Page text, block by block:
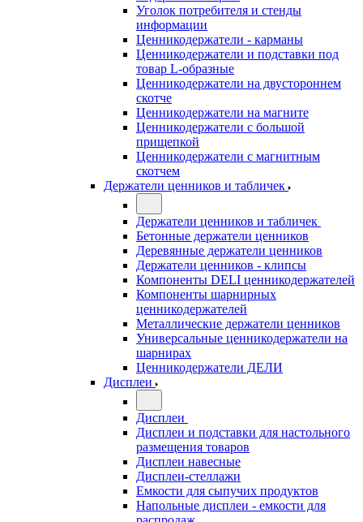
Уголок потребителя и стенды
информации
Ценникодержатели - карманы
Ценникодержатели и подставки под
товар L-образные
Ценникодержатели на двустороннем
скотче
Ценникодержатели на магните
Ценникодержатели с большой
прищепкой
Ценникодержатели с магнитным
скотчем
Держатели ценников и табличек
Держатели ценников и табличек
Бетонные держатели ценников
Деревянные держатели ценников
Держатели ценников - клипсы
Компоненты DELI ценникодержателей
Компоненты шарнирных
ценникодержателей
Металлические держатели ценников
Универсальные ценникодержатели на
шарнирах
Ценникодержатели ДЕЛИ
Дисплеи
Дисплеи
Дисплеи и подставки для настольного
размещения товаров
Дисплеи навесные
Дисплеи-стеллажи
Емкости для сыпучих продуктов
Напольные дисплеи - емкости для